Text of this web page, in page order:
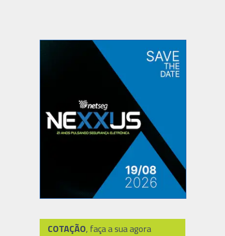
COTAÇÃO, faça a sua agora